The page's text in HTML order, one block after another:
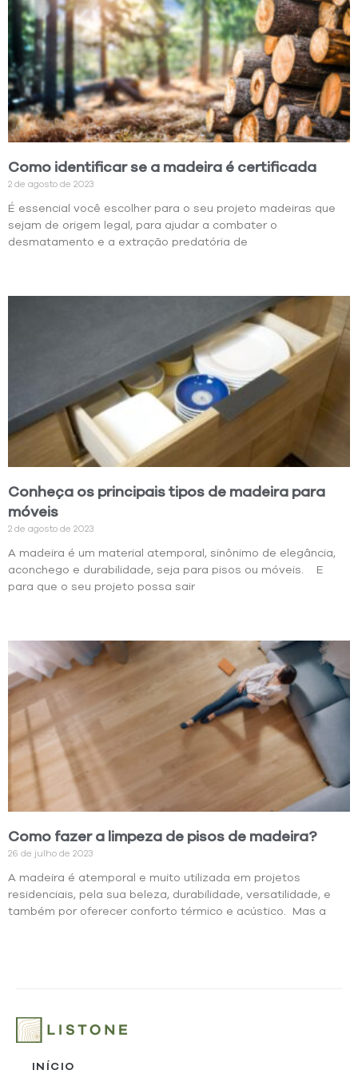
Como identificar se a madeira é certificada
2 de agosto de 2023
É essencial você escolher para o seu projeto madeiras que
sejam de origem legal, para ajudar a combater o
desmatamento e a extração predatória de
Conheça os principais tipos de madeira para
móveis
2 de agosto de 2023
A madeira é um material atemporal, sinônimo de elegância,
aconchego e durabilidade, seja para pisos ou móveis. E
para que o seu projeto possa sair
Como fazer a limpeza de pisos de madeira?
26 de julho de 2023
A madeira é atemporal e muito utilizada em projetos
residenciais, pela sua beleza, durabilidade, versatilidade, e
também por oferecer conforto térmico e acústico. Mas a
INÍCIO